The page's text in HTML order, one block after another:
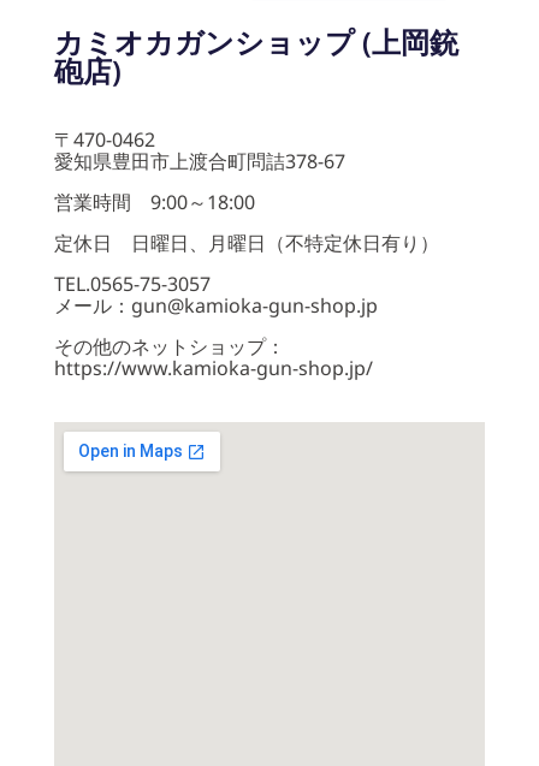
カミオカガンショップ (上岡銃
砲店)
〒470-0462
愛知県豊田市上渡合町問詰378-67
営業時間 9:00～18:00
定休日 日曜日、月曜日（不特定休日有り）
TEL.0565-75-3057
メール：gun@kamioka-gun-shop.jp
その他のネットショップ：
https://www.kamioka-gun-shop.jp/